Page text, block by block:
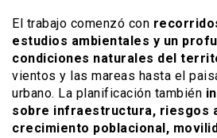
El trabajo comenzó con
estudios ambientales y un
condiciones naturales del
vientos y las mareas hasta el
urbano. La planificación también
sobre infraestructura, riesgos
crecimiento poblacional,